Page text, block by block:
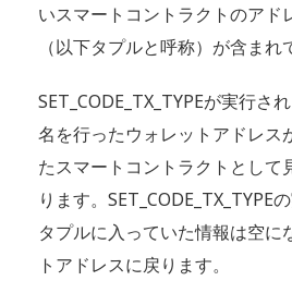
いスマートコントラクトのアド
（以下タプルと呼称）が含まれ
SET_CODE_TX_TYPEが実行さ
名を行ったウォレットアドレス
たスマートコントラクトとして
ります。SET_CODE_TX_TYPE
タプルに入っていた情報は空に
トアドレスに戻ります。